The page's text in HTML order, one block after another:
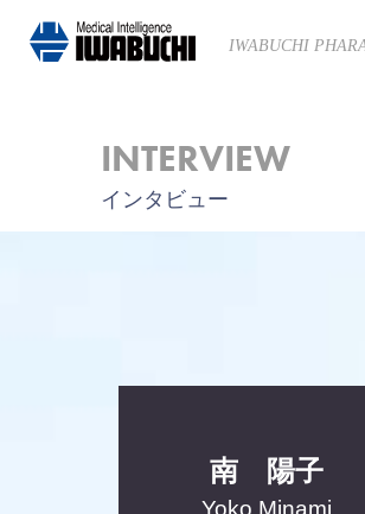
IWABUCHI
INTERVIEW
インタビュー
南 陽子
Yoko Minami